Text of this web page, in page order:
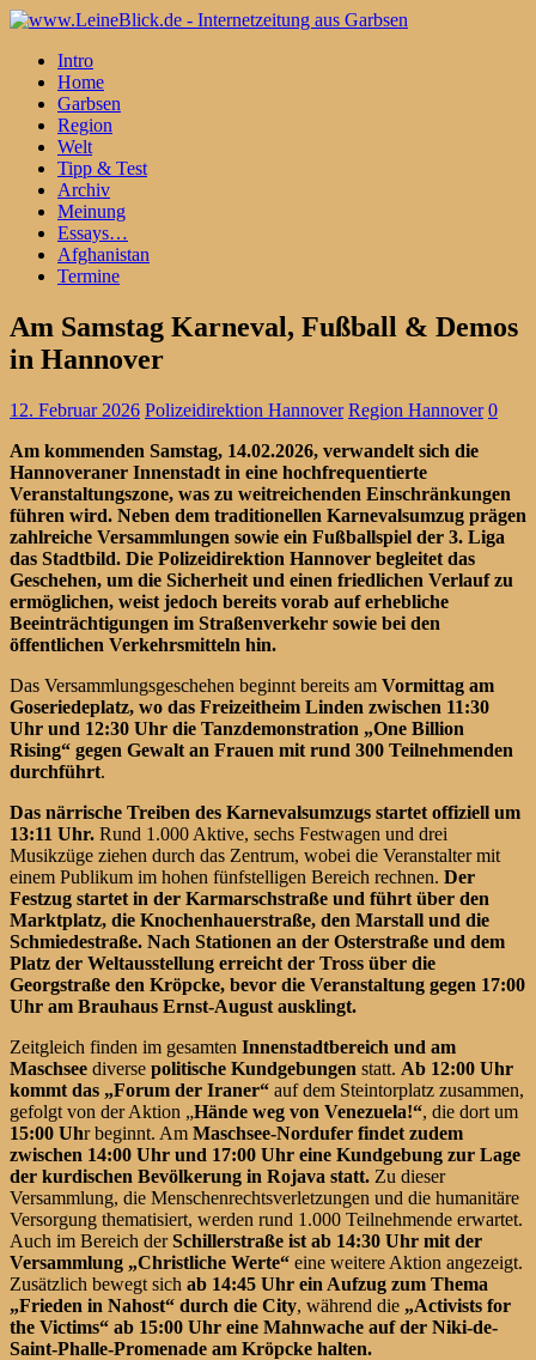
Intro
Home
Garbsen
Region
Welt
Tipp & Test
Archiv
Meinung
Essays…
Afghanistan
Termine
Am Samstag Karneval, Fußball & Demos
in Hannover
12. Februar 2026 Polizeidirektion Hannover Region Hannover 0
Am kommenden Samstag, 14.02.2026, verwandelt sich die
Hannoveraner Innenstadt in eine hochfrequentierte
Veranstaltungszone, was zu weitreichenden Einschränkungen
führen wird. Neben dem traditionellen Karnevalsumzug prägen
zahlreiche Versammlungen sowie ein Fußballspiel der 3. Liga
das Stadtbild. Die Polizeidirektion Hannover begleitet das
Geschehen, um die Sicherheit und einen friedlichen Verlauf zu
ermöglichen, weist jedoch bereits vorab auf erhebliche
Beeinträchtigungen im Straßenverkehr sowie bei den
öffentlichen Verkehrsmitteln hin.
Das Versammlungsgeschehen beginnt bereits am Vormittag am
Goseriedeplatz, wo das Freizeitheim Linden zwischen 11:30
Uhr und 12:30 Uhr die Tanzdemonstration „One Billion
Rising“ gegen Gewalt an Frauen mit rund 300 Teilnehmenden
durchführt.
Das närrische Treiben des Karnevalsumzugs startet offiziell um
13:11 Uhr. Rund 1.000 Aktive, sechs Festwagen und drei
Musikzüge ziehen durch das Zentrum, wobei die Veranstalter mit
einem Publikum im hohen fünfstelligen Bereich rechnen. Der
Festzug startet in der Karmarschstraße und führt über den
Marktplatz, die Knochenhauerstraße, den Marstall und die
Schmiedestraße. Nach Stationen an der Osterstraße und dem
Platz der Weltausstellung erreicht der Tross über die
Georgstraße den Kröpcke, bevor die Veranstaltung gegen 17:00
Uhr am Brauhaus Ernst-August ausklingt.
Zeitgleich finden im gesamten Innenstadtbereich und am
Maschsee diverse politische Kundgebungen statt. Ab 12:00 Uhr
kommt das „Forum der Iraner“ auf dem Steintorplatz zusammen,
gefolgt von der Aktion „Hände weg von Venezuela!“, die dort um
15:00 Uhr beginnt. Am Maschsee-Nordufer findet zudem
zwischen 14:00 Uhr und 17:00 Uhr eine Kundgebung zur Lage
der kurdischen Bevölkerung in Rojava statt. Zu dieser
Versammlung, die Menschenrechtsverletzungen und die humanitäre
Versorgung thematisiert, werden rund 1.000 Teilnehmende erwartet.
Auch im Bereich derSchillerstraße ist ab 14:30 Uhr mit der
Versammlung „Christliche Werte“ eine weitere Aktion angezeigt.
Zusätzlich bewegt sich ab 14:45 Uhr ein Aufzug zum Thema
„Frieden in Nahost“ durch die City, während die „Activists for
the Victims“ ab 15:00 Uhr eine Mahnwache auf der Niki-de-
Saint-Phalle-Promenade am Kröpcke halten.